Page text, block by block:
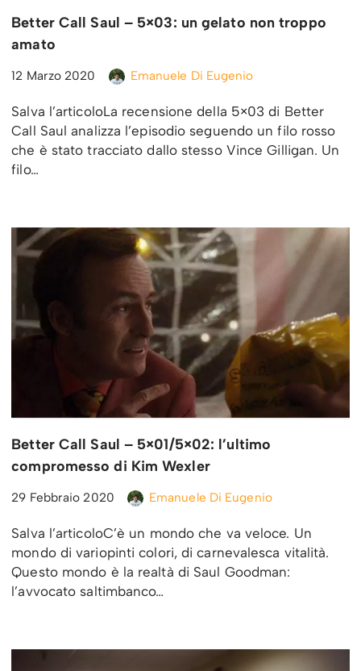
Better Call Saul – 5×03: un gelato non troppo
amato
12 Marzo 2020 Emanuele Di Eugenio
Salva l’articoloLa recensione della 5×03 di Better
Call Saul analizza l’episodio seguendo un filo rosso
che è stato tracciato dallo stesso Vince Gilligan. Un
filo…
Better Call Saul – 5×01/5×02: l’ultimo
compromesso di Kim Wexler
29 Febbraio 2020 Emanuele Di Eugenio
Salva l’articoloC’è un mondo che va veloce. Un
mondo di variopinti colori, di carnevalesca vitalità.
Questo mondo è la realtà di Saul Goodman:
l’avvocato saltimbanco…